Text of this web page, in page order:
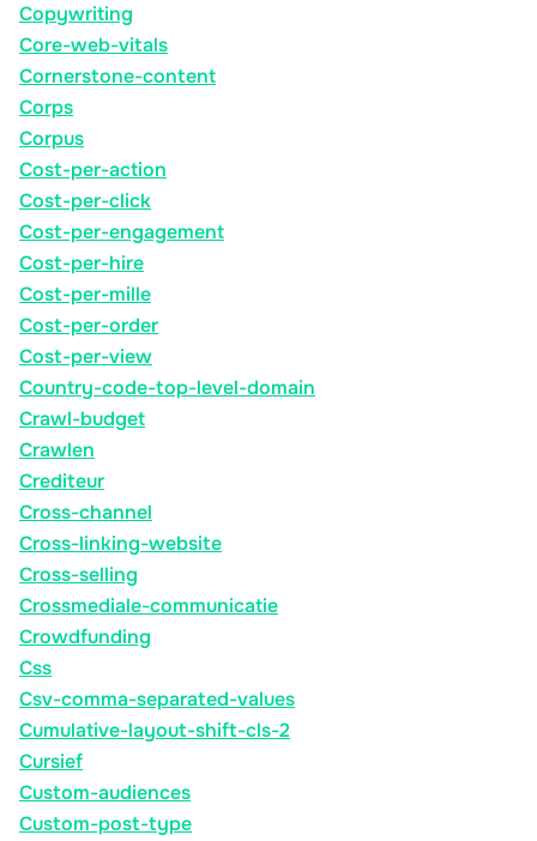
Copywriting
Core-web-vitals
Cornerstone-content
Corps
Corpus
Cost-per-action
Cost-per-click
Cost-per-engagement
Cost-per-hire
Cost-per-mille
Cost-per-order
Cost-per-view
Country-code-top-level-domain
Crawl-budget
Crawlen
Crediteur
Cross-channel
Cross-linking-website
Cross-selling
Crossmediale-communicatie
Crowdfunding
Css
Csv-comma-separated-values
Cumulative-layout-shift-cls-2
Cursief
Custom-audiences
Custom-post-type